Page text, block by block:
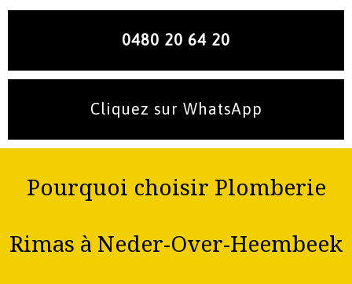
0480 20 64 20
Cliquez sur WhatsApp
Pourquoi choisir Plomberie
Rimas à Neder-Over-Heembeek